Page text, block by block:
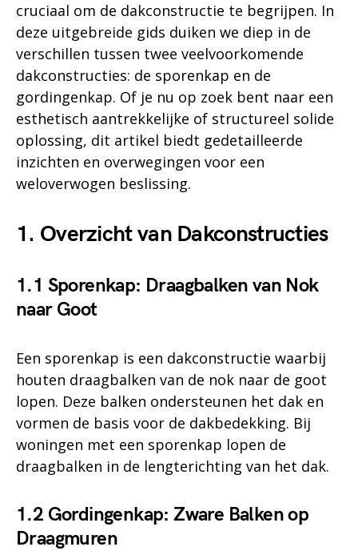
cruciaal om de dakconstructie te begrijpen. In
deze uitgebreide gids duiken we diep in de
verschillen tussen twee veelvoorkomende
dakconstructies: de sporenkap en de
gordingenkap. Of je nu op zoek bent naar een
esthetisch aantrekkelijke of structureel solide
oplossing, dit artikel biedt gedetailleerde
inzichten en overwegingen voor een
weloverwogen beslissing.
1. Overzicht van Dakconstructies
1.1 Sporenkap: Draagbalken van Nok
naar Goot
Een sporenkap is een dakconstructie waarbij
houten draagbalken van de nok naar de goot
lopen. Deze balken ondersteunen het dak en
vormen de basis voor de dakbedekking. Bij
woningen met een sporenkap lopen de
draagbalken in de lengterichting van het dak.
1.2 Gordingenkap: Zware Balken op
Draagmuren